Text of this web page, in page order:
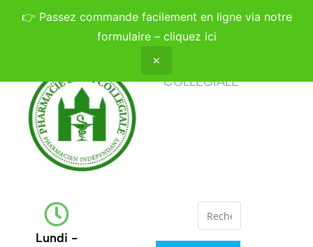
👉 Passez commande facilement en ligne via notre
formulaire – cliquez ici
✕
COLLÉGIALE
Lundi -